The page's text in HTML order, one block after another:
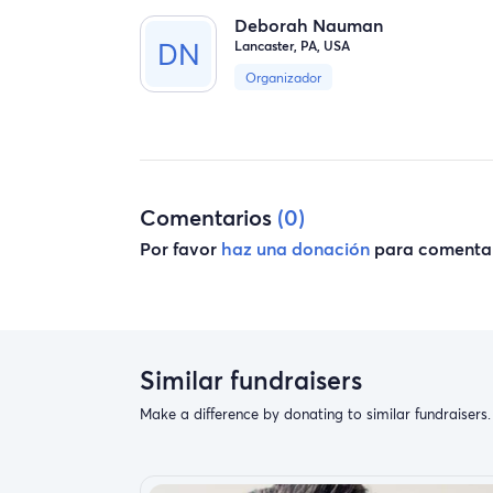
Deborah Nauman
Lancaster, PA, USA
Organizador
Comentarios (0)
Por favor haz una donación para
Similar fundraisers
Make a difference by donating to similar fundraisers.